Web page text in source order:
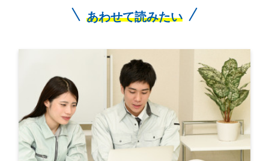
あわせて読みたい